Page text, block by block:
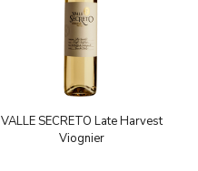
VALLE SECRETO Late Harvest
Viognier